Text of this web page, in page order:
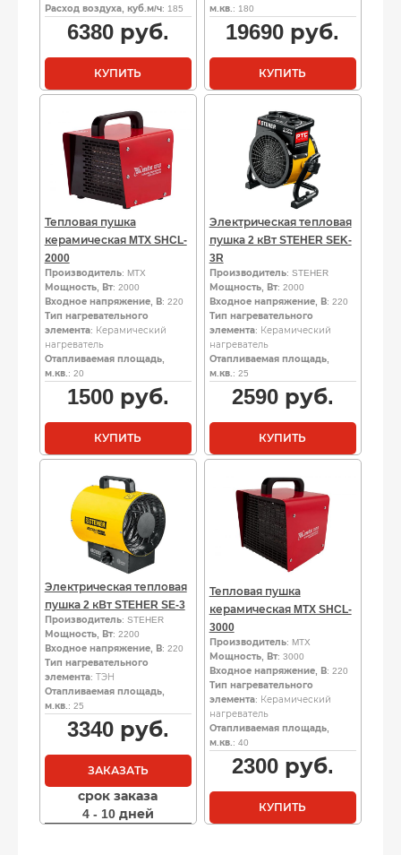
Расход воздуха, куб.м/ч: 185
6380руб.
КУПИТЬ
м.кв. : 180
19690 руб.
КУПИТЬ
Тепловая пушка
керамическая MTX SHCL-
2000
Производитель: MTX
Мощность, Вт: 2000
Входное напряжение, В: 220
Тип нагревательного
элемента: Керамический
нагреватель
Отапливаемая площадь,
м.кв. : 20
1500руб.
КУПИТЬ
Электрическая тепловая
пушка 2 кВт STEHER SEK-
3R
Производитель: STEHER
Мощность, Вт: 2000
Входное напряжение, В: 220
Тип нагревательного
элемента: Керамический
нагреватель
Отапливаемая площадь,
м.кв. : 25
2590руб.
КУПИТЬ
Электрическая тепловая
пушка 2 кВт STEHER SE-3
Производитель: STEHER
Мощность, Вт: 2200
Входное напряжение, В: 220
Тип нагревательного
элемента: ТЭН
Отапливаемая площадь,
м.кв. : 25
3340руб.
ЗАКАЗАТЬ
срок заказа
4 - 10 дней
Тепловая пушка
керамическая MTX SHCL-
3000
Производитель: MTX
Мощность, Вт: 3000
Входное напряжение, В: 220
Тип нагревательного
элемента: Керамический
нагреватель
Отапливаемая площадь,
м.кв. : 40
2300руб.
КУПИТЬ